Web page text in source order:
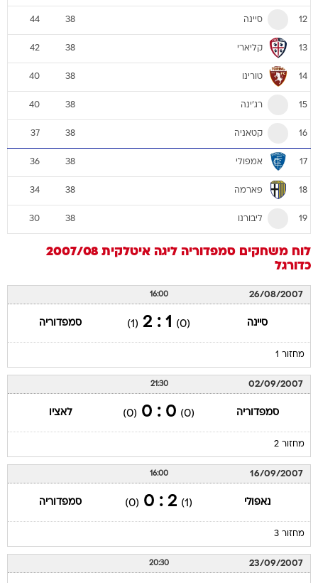
12 סיינה 38
44
13 קליארי 38
42
14 טורינו 38
40
15 רג'ינה 38
40
16 קטאניה 38
37
17 אמפולי 38
36
18 פארמה 38
34
19 ליבורנו 38
30
לוח משחקים סמפדוריה ליגה איטלקית 2007/08
כדורגל
26/08/2007
16:00
סיינה (0)
1 : 2
(1) סמפדוריה
מחזור 1
02/09/2007
21:30
סמפדוריה (0)
0 : 0
(0) לאציו
מחזור 2
16/09/2007
16:00
נאפולי (1)
2 : 0
(0) סמפדוריה
מחזור 3
23/09/2007
20:30